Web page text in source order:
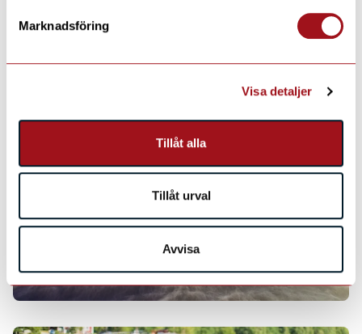
Marknadsföring
Visa detaljer
Tillåt alla
Tillåt urval
Avvisa